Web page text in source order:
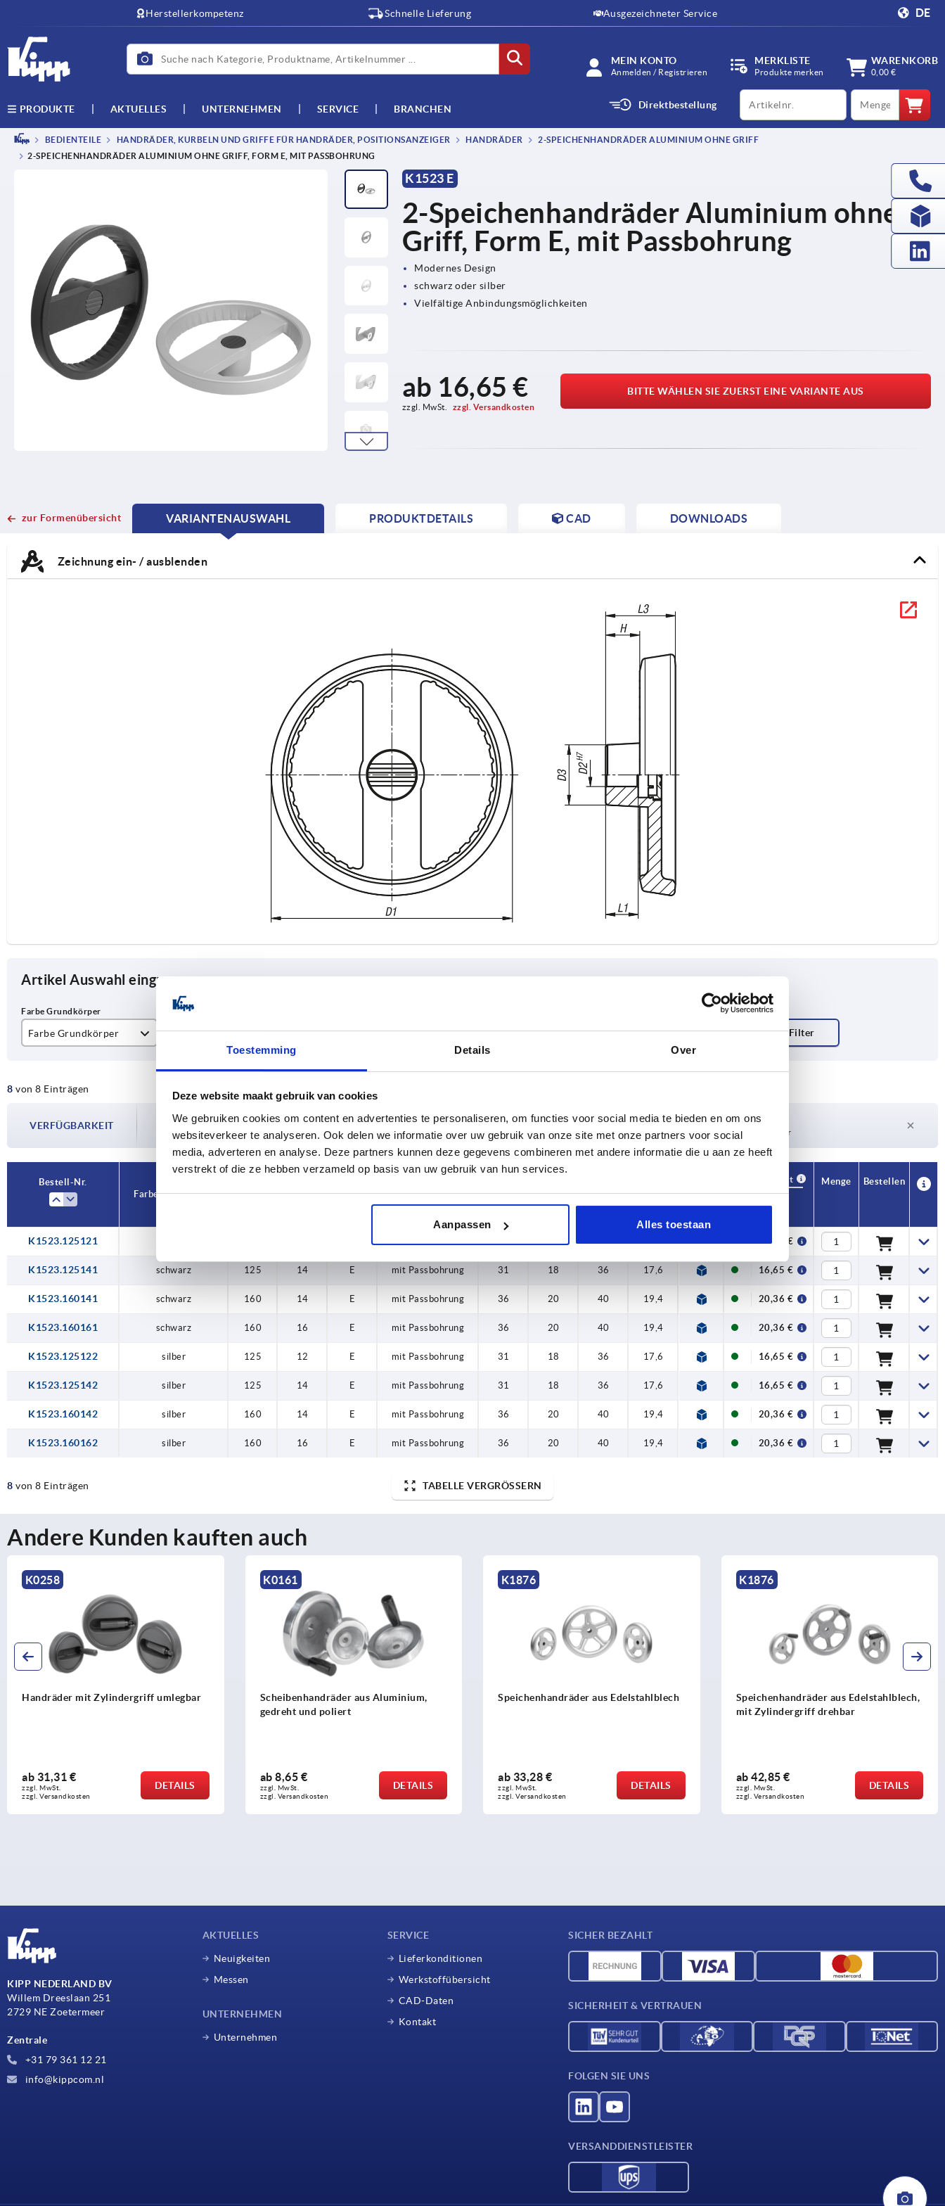
Toestemming Details Over
Deze website maakt gebruik van cookies
We gebruiken cookies om content en advertenties te personaliseren, om functies voor social media te bieden en om ons
websiteverkeer te analyseren. Ook delen we informatie over uw gebruik van onze site met onze partners voor social
media, adverteren en analyse. Deze partners kunnen deze gegevens combineren met andere informatie die u aan ze heeft
verstrekt of die ze hebben verzameld op basis van uw gebruik van hun services.
Aanpassen Alles toestaan
Herstellerkompetenz Schnelle Lieferung Ausgezeichneter Service DE
MEIN KONTO
Anmelden / Registrieren
MERKLISTE
Produkte merken
WARENKORB
0,00 €
PRODUKTE AKTUELLES UNTERNEHMEN SERVICE BRANCHEN Direktbestellung
productCode qty
BEDIENTEILE HANDRÄDER, KURBELN UND GRIFFE FÜR HANDRÄDER, POSITIONSANZEIGER HANDRÄDER
2-SPEICHENHANDRÄDER ALUMINIUM OHNE GRIFF
2-SPEICHENHANDRÄDER ALUMINIUM OHNE GRIFF, FORM E, MIT PASSBOHRUNG
K1523 E
2-Speichenhandräder Aluminium ohne
Griff, Form E, mit Passbohrung
Modernes Design
schwarz oder silber
Vielfältige Anbindungsmöglichkeiten
ab 16,65 €
zzgl. MwSt. zzgl. Versandkosten
BITTE WÄHLEN SIE ZUERST EINE VARIANTE AUS
zur Formenübersicht
VARIANTENAUSWAHL
CURRENT
CURRENT
PRODUKTDETAILS CAD DOWNLOADS
Zeichnung ein- / ausblenden
Artikel Auswahl eingrenzen
Farbe Grundkörper
silber
D1
160
D2
14
16
Form Form-Typ
8 von 8 Einträgen
VERFÜGBARKEIT
Im finalen Schritt vor Abschluss Ihrer Bestellung erfahren Sie das bestätigte
Versanddatum.
1-3 Tage
Lieferzeit auf Anfrage
4-20 Tage
Derzeit nicht auf Lager
Bestell-Nr.
Farbe Grundkörper
D1 D2 Form Form-Typ D3 L1 L3 H
Verfügbarkeit
Preis
Menge Bestellen
K1523.125121 16,65 €
K1523.125141 schwarz 125 14 E mit Passbohrung 31 18 36 17,6 16,65 €
K1523.160141 schwarz 160 14 E mit Passbohrung 36 20 40 19,4 20,36 €
K1523.160161 schwarz 160 16 E mit Passbohrung 36 20 40 19,4 20,36 €
K1523.125122 silber 125 12 E mit Passbohrung 31 18 36 17,6 16,65 €
K1523.125142 silber 125 14 E mit Passbohrung 31 18 36 17,6 16,65 €
K1523.160142 silber 160 14 E mit Passbohrung 36 20 40 19,4 20,36 €
K1523.160162 silber 160 16 E mit Passbohrung 36 20 40 19,4 20,36 €
8 von 8 Einträgen TABELLE VERGRÖSSERN
Andere Kunden kauften auch
K0258
Handräder mit Zylindergriff umlegbar
ab 31,31 €
zzgl. MwSt.
zzgl. Versandkosten
DETAILS
K0161
Scheibenhandräder aus Aluminium,
gedreht und poliert
ab 8,65 €
zzgl. MwSt.
zzgl. Versandkosten
DETAILS
K1876
Speichenhandräder aus Edelstahlblech
ab 33,28 €
zzgl. MwSt.
zzgl. Versandkosten
DETAILS
K1876
Speichenhandräder aus Edelstahlblech,
mit Zylindergriff drehbar
ab 42,85 €
zzgl. MwSt.
zzgl. Versandkosten
DETAILS
KIPP NEDERLAND BV
Willem Dreeslaan 251
2729 NE Zoetermeer
Zentrale
+31 79 361 12 21
info@kippcom.nl
AKTUELLES
Neuigkeiten
Messen
UNTERNEHMEN
Unternehmen
SERVICE
Lieferkonditionen
Werkstoffübersicht
CAD-Daten
Kontakt
SICHER BEZAHLT
SICHERHEIT & VERTRAUEN
FOLGEN SIE UNS
VERSANDDIENSTLEISTER